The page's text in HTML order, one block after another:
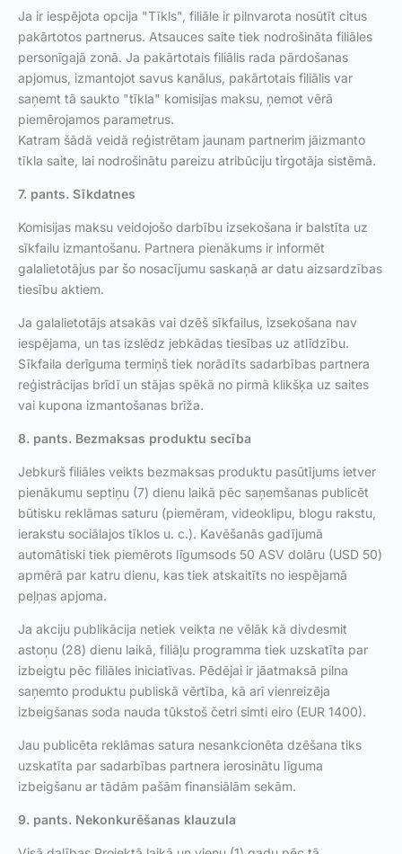
Ja ir iespējota opcija "Tīkls", filiāle ir pilnvarota nosūtīt citus
pakārtotos partnerus. Atsauces saite tiek nodrošināta filiāles
personīgajā zonā. Ja pakārtotais filiālis rada pārdošanas
apjomus, izmantojot savus kanālus, pakārtotais filiālis var
saņemt tā saukto "tīkla" komisijas maksu, ņemot vērā
piemērojamos parametrus.
Katram šādā veidā reģistrētam jaunam partnerim jāizmanto
tīkla saite, lai nodrošinātu pareizu atribūciju tirgotāja sistēmā.
7. pants. Sīkdatnes
Komisijas maksu veidojošo darbību izsekošana ir balstīta uz
sīkfailu izmantošanu. Partnera pienākums ir informēt
galalietotājus par šo nosacījumu saskaņā ar datu aizsardzības
tiesību aktiem.
Ja galalietotājs atsakās vai dzēš sīkfailus, izsekošana nav
iespējama, un tas izslēdz jebkādas tiesības uz atlīdzību.
Sīkfaila derīguma termiņš tiek norādīts sadarbības partnera
reģistrācijas brīdī un stājas spēkā no pirmā klikšķa uz saites
vai kupona izmantošanas brīža.
8. pants. Bezmaksas produktu secība
Jebkurš filiāles veikts bezmaksas produktu pasūtījums ietver
pienākumu septiņu (7) dienu laikā pēc saņemšanas publicēt
būtisku reklāmas saturu (piemēram, videoklipu, blogu rakstu,
ierakstu sociālajos tīklos u. c.). Kavēšanās gadījumā
automātiski tiek piemērots līgumsods 50 ASV dolāru (USD 50)
apmērā par katru dienu, kas tiek atskaitīts no iespējamā
peļņas apjoma.
Ja akciju publikācija netiek veikta ne vēlāk kā divdesmit
astoņu (28) dienu laikā, filiāļu programma tiek uzskatīta par
izbeigtu pēc filiāles iniciatīvas. Pēdējai ir jāatmaksā pilna
saņemto produktu publiskā vērtība, kā arī vienreizēja
izbeigšanas soda nauda tūkstoš četri simti eiro (EUR 1400).
Jau publicēta reklāmas satura nesankcionēta dzēšana tiks
uzskatīta par sadarbības partnera ierosinātu līguma
izbeigšanu ar tādām pašām finansiālām sekām.
9. pants. Nekonkurēšanas klauzula